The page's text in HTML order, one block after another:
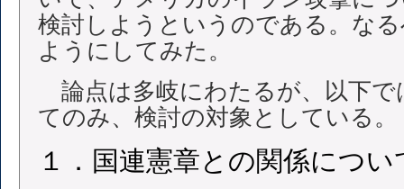
検討しようというのである。な
ようにしてみた。
論点は多岐にわたるが、以下
てのみ、検討の対象としている。
１．国連憲章との関係につい